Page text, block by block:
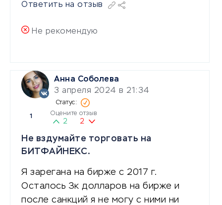
Ответить на отзыв
Не рекомендую
Анна Соболева
3 апреля 2024 в 21:34
1 Оцените отзыв
2 2
Не вздумайте торговать на
БИТФАЙНЕКС.
Я зарегана на бирже с 2017 г.
Осталось 3к долларов на бирже и
после санкций я не могу с ними ни